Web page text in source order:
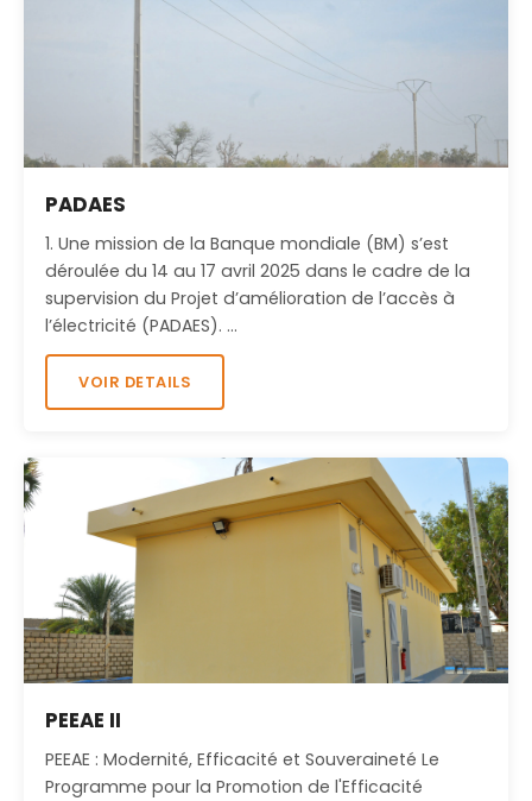
PADAES
1. Une mission de la Banque mondiale (BM) s’est
déroulée du 14 au 17 avril 2025 dans le cadre de la
supervision du Projet d’amélioration de l’accès à
l’électricité (PADAES). …
VOIR DETAILS
PEEAE II
PEEAE : Modernité, Efficacité et Souveraineté Le
Programme pour la Promotion de l'Efficacité